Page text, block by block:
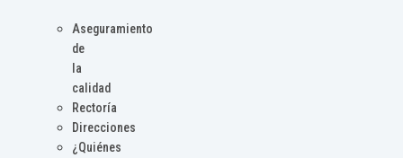
Aseguramiento
de
la
calidad
Rectoría
Direcciones
¿Quiénes